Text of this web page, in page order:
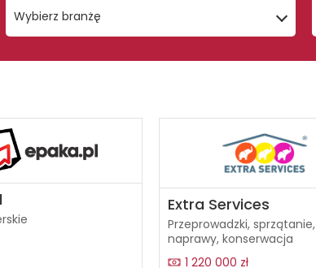
Wybierz branżę
Extra Services
Przeprowadzki, sprzątanie,
naprawy, konserwacja
1 220 000 zł